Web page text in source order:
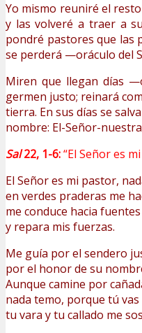
Yo mismo reuniré el
y las volveré a traer a
pondré pastores que las
se perderá —oráculo del
Miren que llegan días
germen justo; reinará
tierra. En sus días se
nombre: El-Señor-
Sal22, 1-6:“El Señor es
El Señor es mi pastor,
en verdes praderas me
me conduce hacia
y repara mis fuerzas.
Me guía por el sendero
por el honor de su
Aunque camine por
nada temo, porque tú vas
tu vara y tu callado me